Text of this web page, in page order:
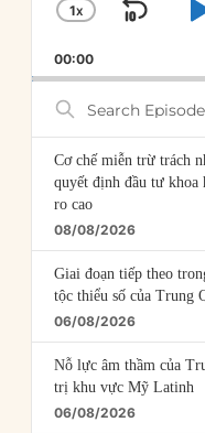
CHANGE
RATE
1X
00:00
Search
Episodes
Cơ chế miễn trừ trách
quyết định đầu tư khoa
ro cao
08/08/2026
Giai đoạn tiếp theo
tộc thiểu số của Trung
06/08/2026
Nỗ lực âm thầm của
trị khu vực Mỹ Latinh
06/08/2026